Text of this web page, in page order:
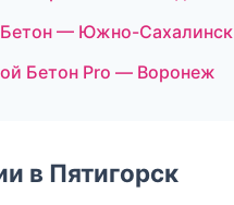
Бетон — Южно-Сахалинск
Бетон Pro — Воронеж
в Пятигорск